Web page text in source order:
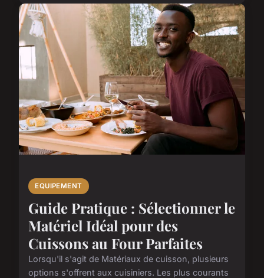
EQUIPEMENT
Guide Pratique : Sélectionner le
Matériel Idéal pour des
Cuissons au Four Parfaites
Lorsqu'il s'agit de Matériaux de cuisson, plusieurs
options s'offrent aux cuisiniers. Les plus courants